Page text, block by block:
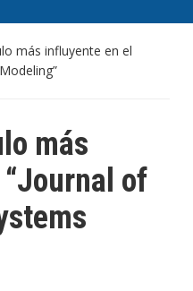
más influyente en el
más
of